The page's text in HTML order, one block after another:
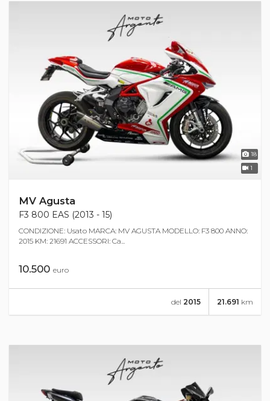
18
1
MV Agusta
F3 800 EAS (2013 - 15)
CONDIZIONE: Usato MARCA: MV AGUSTA MODELLO: F3 800 ANNO:
2015 KM: 21691 ACCESSORI: Ca...
10.500 euro
21.691 km
del 2015